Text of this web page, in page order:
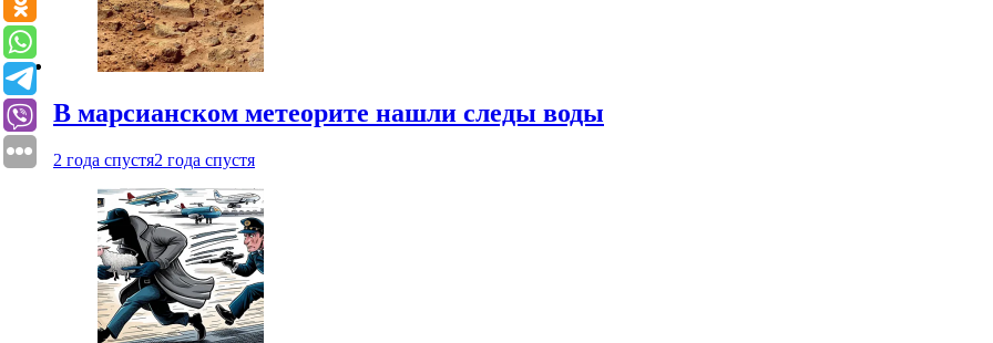
В марсианском метеорите нашли следы воды
2 года спустя2 года спустя